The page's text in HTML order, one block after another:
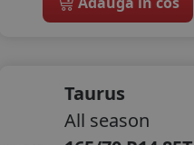
Taurus
All season